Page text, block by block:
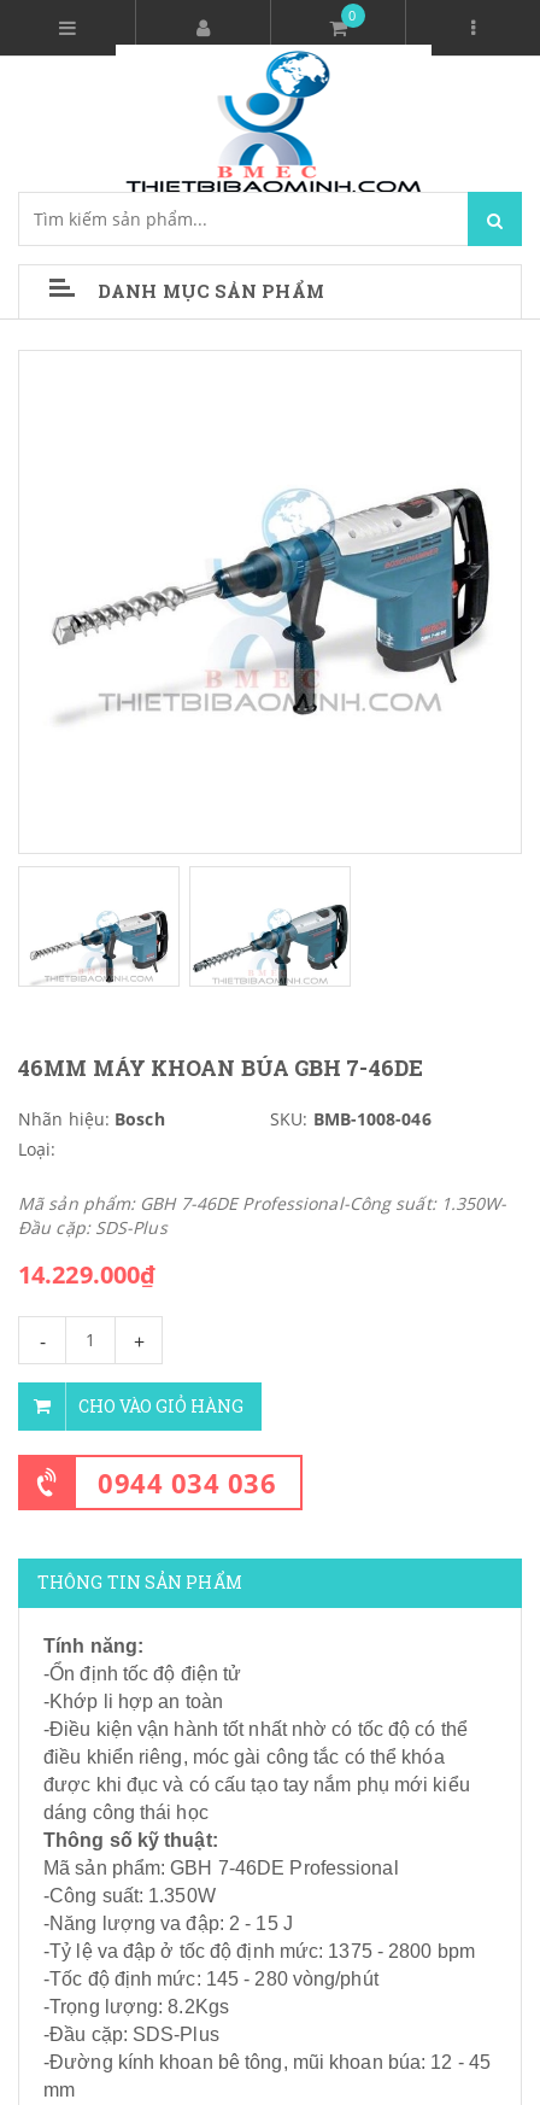
0
DANH MỤC SẢN PHẨM
46MM MÁY KHOAN BÚA GBH 7-46DE
Nhãn hiệu: Bosch SKU: BMB-1008-046
Loại:
Mã sản phẩm: GBH 7-46DE Professional-Công suất: 1.350W-
Đầu cặp: SDS-Plus
14.229.000₫
- +
CHO VÀO GIỎ HÀNG
0944 034 036
THÔNG TIN SẢN PHẨM
Tính năng:
-Ổn định tốc độ điện tử
-Khớp li hợp an toàn
-Điều kiện vận hành tốt nhất nhờ có tốc độ có thể
điều khiển riêng, móc gài công tắc có thể khóa
được khi đục và có cấu tạo tay nắm phụ mới kiểu
dáng công thái học
Thông số kỹ thuật:
Mã sản phẩm: GBH 7-46DE Professional
-Công suất: 1.350W
-Năng lượng va đập: 2 - 15 J
-Tỷ lệ va đập ở tốc độ định mức: 1375 - 2800 bpm
-Tốc độ định mức: 145 - 280 vòng/phút
-Trọng lượng: 8.2Kgs
-Đầu cặp: SDS-Plus
-Đường kính khoan bê tông, mũi khoan búa: 12 - 45
mm